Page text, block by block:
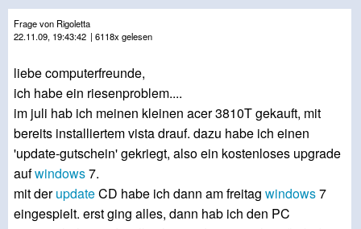
Frage von Rigoletta
22.11.09, 19:43:42 | 6118x gelesen
liebe computerfreunde,
ich habe ein riesenproblem....
im juli hab ich meinen kleinen acer 3810T gekauft, mit
bereits installiertem vista drauf. dazu habe ich einen
'update-gutschein' gekriegt, also ein kostenloses upgrade
aufwindows7.
mit derupdateCD habe ich dann am freitag windows7
eingespielt. erst ging alles, dann hab ich den PC